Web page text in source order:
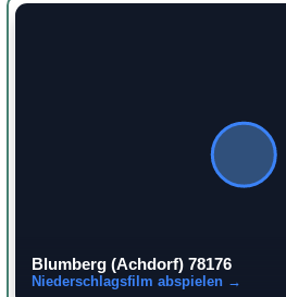
Blumberg (Achdorf) 78176
Niederschlagsfilm abspielen →